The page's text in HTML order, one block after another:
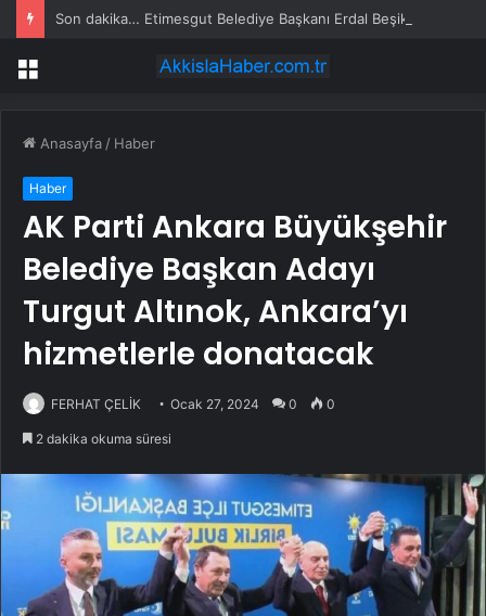
Menü
Anasayfa / Haber
Haber
AK Parti Ankara Büyükşehir
Belediye Başkan Adayı
Turgut Altınok, Ankara’yı
hizmetlerle donatacak
FERHAT ÇELİK Ocak 27, 2024 0 0
2 dakika okuma süresi